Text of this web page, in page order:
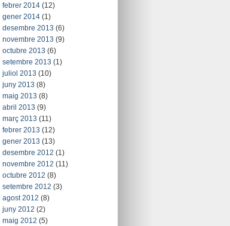
febrer 2014(12)
gener 2014(1)
desembre 2013 (6)
novembre 2013 (9)
octubre 2013 (6)
setembre 2013 (1)
juliol 2013 (10)
juny 2013 (8)
maig 2013 (8)
abril 2013 (9)
març 2013 (11)
febrer 2013 (12)
gener 2013 (13)
desembre 2012 (1)
novembre 2012 (11)
octubre 2012 (8)
setembre 2012 (3)
agost 2012 (8)
juny 2012 (2)
maig 2012 (5)